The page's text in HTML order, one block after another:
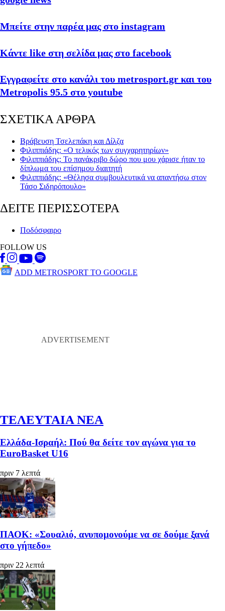
Μπείτε στην παρέα μας στο instagram
Κάντε like στη σελίδα μας στο facebook
Εγγραφείτε στο κανάλι του metrosport.gr και του
Metropolis 95.5 στο youtube
ΣΧΕΤΙΚΑ ΑΡΘΡΑ
Βράβευση Τσελεπάκη και Δίλζα
Φιλιππιάδης: «Ο τελικός των συγχαρητηρίων»
Φιλιππιάδης: Το πανάκριβο δώρο που μου χάρισε ήταν το
δίπλωμα του επίσημου διαιτητή
Φιλιππιάδης: «Θέλησα συμβουλευτικά να απαντήσω στον
Τάσο Σιδηρόπουλο»
ΔΕΙΤΕ ΠΕΡΙΣΣΟΤΕΡΑ
Ποδόσφαιρο
FOLLOW US
ADD METROSPORT TO GOOGLE
ΤΕΛΕΥΤΑΙΑ ΝΕΑ
Ελλάδα-Ισραήλ: Πού θα δείτε τον αγώνα για το
EuroBasket U16
πριν 7 λεπτά
ΠΑΟΚ: «Σουαλιό, ανυπομονούμε να σε δούμε ξανά
στο γήπεδο»
πριν 22 λεπτά